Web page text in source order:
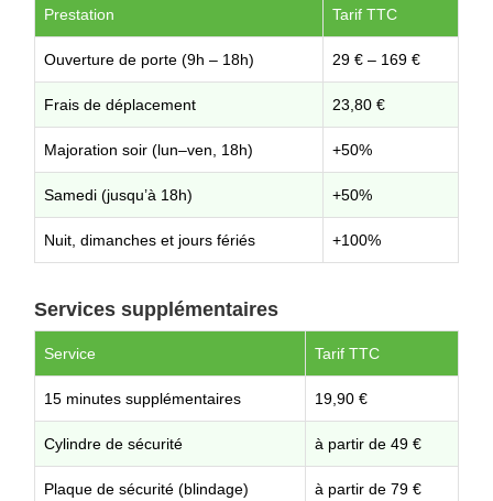
Prestation Tarif TTC
Ouverture de porte (9h – 18h) 29 € – 169 €
Frais de déplacement 23,80 €
Majoration soir (lun–ven, 18h) +50%
Samedi (jusqu’à 18h) +50%
Nuit, dimanches et jours fériés +100%
Services supplémentaires
Service Tarif TTC
15 minutes supplémentaires 19,90 €
Cylindre de sécurité à partir de 49 €
Plaque de sécurité (blindage) à partir de 79 €